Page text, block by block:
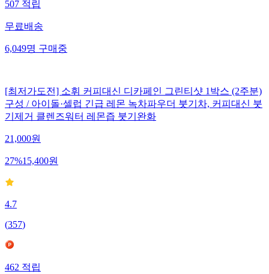
507적립
무료배송
6,049명구매중
[최저가도전] 소휘 커피대신 디카페인 그린티샷 1박스 (2주분)
구성 / 아이돌·셀럽 긴급 레몬 녹차파우더 붓기차, 커피대신 붓
기제거 클렌즈워터 레몬즙 붓기완화
21,000원
27%15,400원
4.7
(357)